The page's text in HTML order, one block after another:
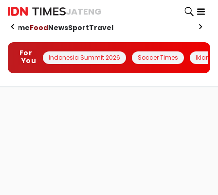
JATENG
HomeFoodNewsSportTravel
For
You
Indonesia Summit 2026 Soccer Times Iklanin